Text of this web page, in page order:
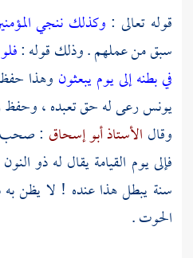
قوله تعالى : وكذلك ننجي
سبق من عملهم . وذلك قوله :
في بطنه إلى يوم يبعثون وهذا
يونسرعى له حق تعبده ، وحفظ
وقال الأستاذ أبو إسحاق : صحب
فإلى يوم القيامة يقال له ذو
سنة يبطل هذا عنده ! لا يظن
الحوت .